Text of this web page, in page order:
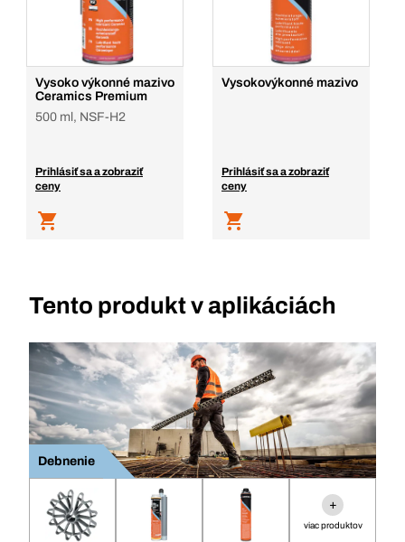
Vysoko výkonné mazivo
Ceramics Premium
500 ml, NSF-H2
Prihlásiť sa a zobraziť
ceny
Vysokovýkonné mazivo
Prihlásiť sa a zobraziť
ceny
Tento produkt v aplikáciách
Debnenie
+
viac produktov